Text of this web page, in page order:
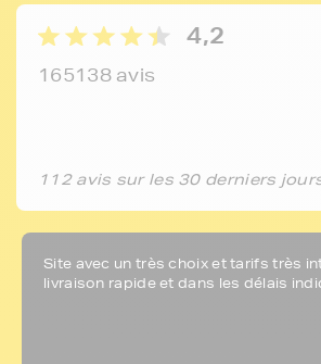
4,2
165138 avis
112 avis sur les 30 derniers
Site avec un très choix et tarifs très
livraison rapide et dans les délais